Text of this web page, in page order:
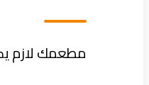
مطعمك لازم